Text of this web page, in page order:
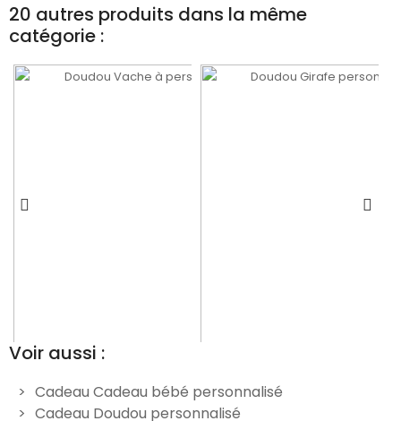
20 autres produits dans la même
catégorie :
Voir aussi :
Cadeau Cadeau bébé personnalisé
Cadeau Doudou personnalisé